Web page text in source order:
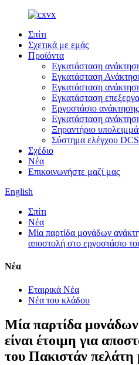
Σπίτι
Σχετικά με εμάς
Προϊόντα
Εγκατάσταση
Εγκατάσταση
Εγκατάσταση
Εγκατάσταση
Εργοστάσιο
Εγκατάσταση
Ξηραντήριο
Σύστημα ελέγχου DCS
Σχέδιο
Νέα
Επικοινωνήστε μαζί μας
English
Σπίτι
Νέα
Μία παρτίδα μονάδων
αποστολή στο εργοστάσιο
Νέα
Εταιρικά Νέα
Νέα του κλάδου
Μία παρτίδα
είναι έτοιμη για
του Πακιστάν πελάτη